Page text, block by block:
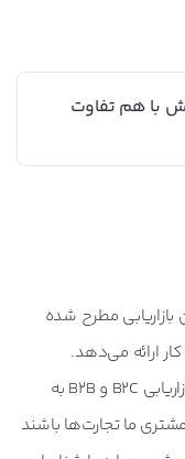
با هم تفاوت
مطرح شده
ارائه می‌دهد.
بازاریابی B2P یک نقطه اشتراک برای دو نوع بازاریابی B2C و B2B به
ما تجارت‌ها باشند